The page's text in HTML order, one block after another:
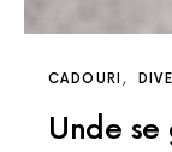
CADOURI
Unde se